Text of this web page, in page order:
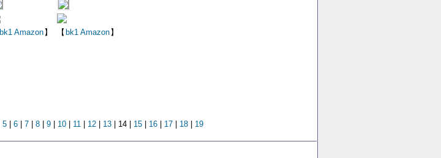
bk1 Amazon 】 【 bk1 Amazon 】
5 6 7 8 9 10 11 12 13 | 14 | 15 16 17 18 19